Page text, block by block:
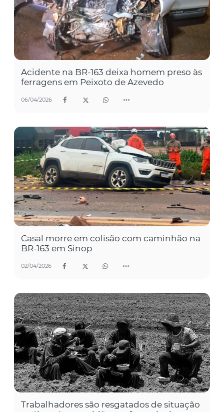
Acidente na BR-163 deixa homem preso às
ferragens em Peixoto de Azevedo
06/04/2026
Casal morre em colisão com caminhão na
BR-163 em Sinop
02/04/2026
Trabalhadores são resgatados de situação